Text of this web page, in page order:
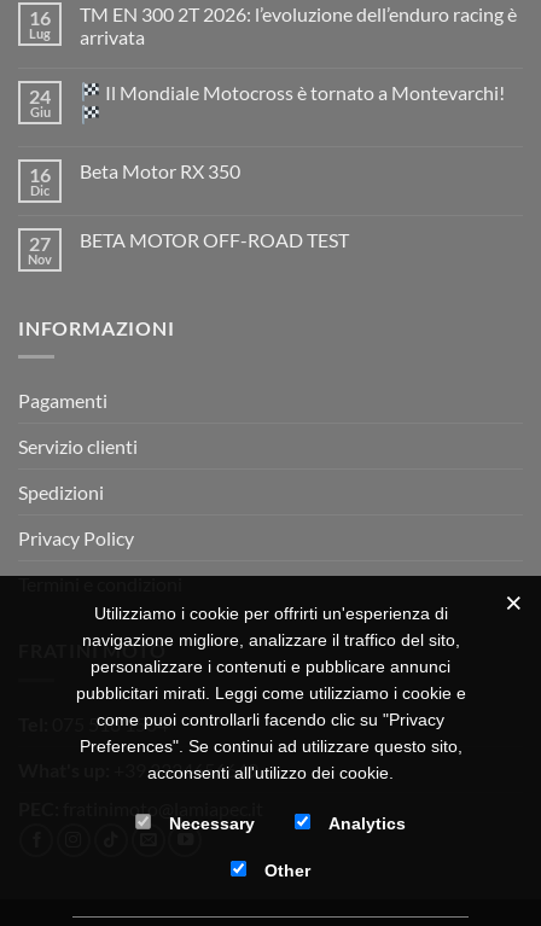
16
Lug
TM EN 300 2T 2026: l’evoluzione dell’enduro racing è
arrivata
su
TM
EN
2026:
è
arrivata
24
Giu
Il Mondiale Motocross è tornato a Montevarchi!
su
Motocross
è
16
Dic
Beta Motor RX 350
Beta
27
Nov
BETA MOTOR OFF-ROAD TEST
MOTOR
INFORMAZIONI
Pagamenti
Servizio clienti
Spedizioni
Privacy Policy
FRATINI MOTO
075 518 1504
+39 3334656649
Utilizziamo i cookie per offrirti un'esperienza di
navigazione migliore, analizzare il traffico del sito,
personalizzare i contenuti e pubblicare annunci
pubblicitari mirati. Leggi come utilizziamo i cookie e
come puoi controllarli facendo clic su "Privacy
Preferences". Se continui ad utilizzare questo sito,
acconsenti all'utilizzo dei cookie.
Necessary Analytics
Other